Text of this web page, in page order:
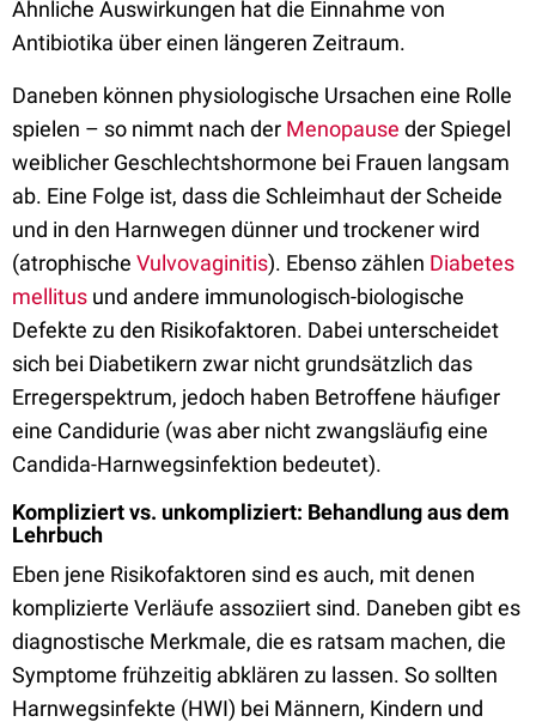
Ähnliche Auswirkungen hat die Einnahme von
Antibiotika über einen längeren Zeitraum.
Daneben können physiologische Ursachen eine Rolle
spielen – so nimmt nach der Menopause der Spiegel
weiblicher Geschlechtshormone bei Frauen langsam
ab. Eine Folge ist, dass die Schleimhaut der Scheide
und in den Harnwegen dünner und trockener wird
(atrophische Vulvovaginitis). Ebenso zählen Diabetes
mellitus und andere immunologisch-biologische
Defekte zu den Risikofaktoren. Dabei unterscheidet
sich bei Diabetikern zwar nicht grundsätzlich das
Erregerspektrum, jedoch haben Betroffene häufiger
eine Candidurie (was aber nicht zwangsläufig eine
Candida-Harnwegsinfektion bedeutet).
Kompliziert vs. unkompliziert: Behandlung aus dem
Lehrbuch
Eben jene Risikofaktoren sind es auch, mit denen
komplizierte Verläufe assoziiert sind. Daneben gibt es
diagnostische Merkmale, die es ratsam machen, die
Symptome frühzeitig abklären zu lassen. So sollten
Harnwegsinfekte (HWI) bei Männern, Kindern und